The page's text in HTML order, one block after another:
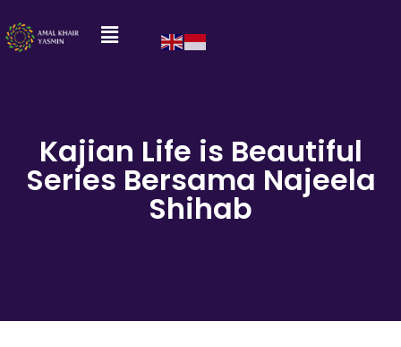
Kajian Life is Beautiful
Series Bersama Najeela
Shihab